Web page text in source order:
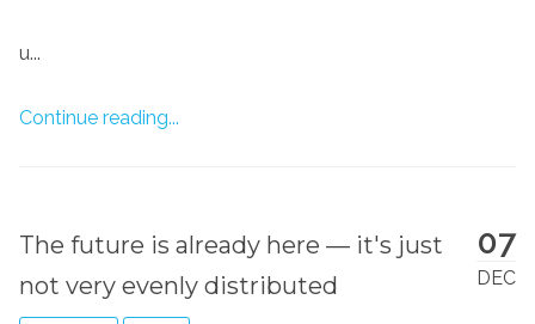
u...
Continue reading...
07
DEC
The future is already here — it's just
not very evenly distributed